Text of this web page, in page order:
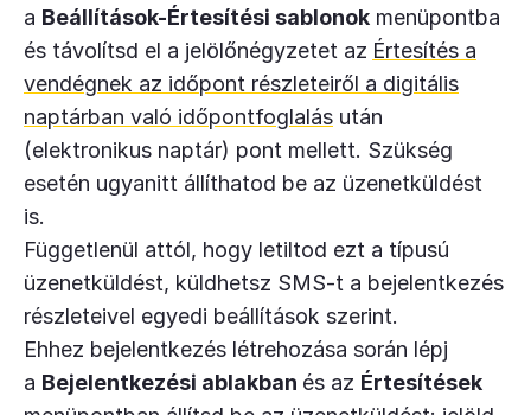
a Beállítások-Értesítési sablonok menüpontba
és távolítsd el a jelölőnégyzetet az Értesítés a
vendégnek az időpont részleteiről a digitális
naptárban való időpontfoglalás után
(elektronikus naptár) pont mellett. Szükség
esetén ugyanitt állíthatod be az üzenetküldést
is.
Függetlenül attól, hogy letiltod ezt a típusú
üzenetküldést, küldhetsz SMS-t a bejelentkezés
részleteivel egyedi beállítások szerint.
Ehhez bejelentkezés létrehozása során lépj
a Bejelentkezési ablakban és az Értesítések